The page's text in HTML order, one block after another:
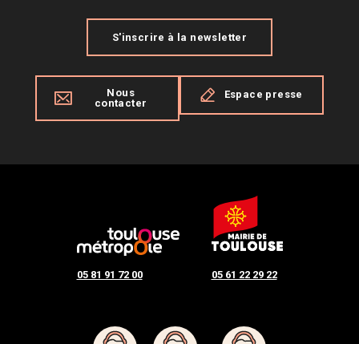
05 81 91 72 00 05 61 22 29 22
S'inscrire à la newsletter
Nous
contacter
Espace presse